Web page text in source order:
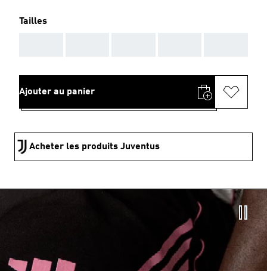
Tailles
Ajouter au panier
Acheter les produits Juventus